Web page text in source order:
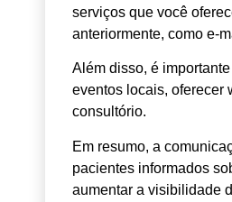
serviços que você
anteriormente, como e-
Além disso, é
eventos locais, oferecer
consultório.
Em resumo, a
pacientes informados
aumentar a visibilidade